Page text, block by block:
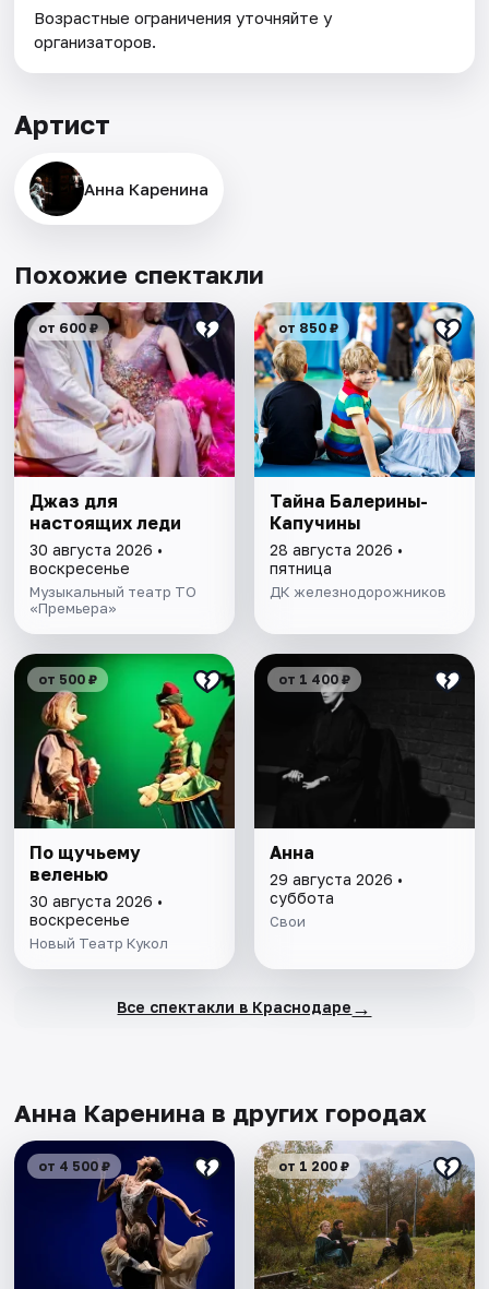
Возрастные ограничения уточняйте у
организаторов.
Артист
Анна Каренина
Похожие спектакли
от 600 ₽
Джаз для
настоящих леди
30 августа 2026 •
воскресенье
Музыкальный театр ТО
«Премьера»
от 850 ₽
Тайна Балерины-
Капучины
28 августа 2026 •
пятница
ДК железнодорожников
от 500 ₽
По щучьему
веленью
30 августа 2026 •
воскресенье
Новый Театр Кукол
от 1 400 ₽
Анна
29 августа 2026 •
суббота
Свои
Все спектакли в Краснодаре →
Анна Каренина в других городах
от 4 500 ₽ от 1 200 ₽